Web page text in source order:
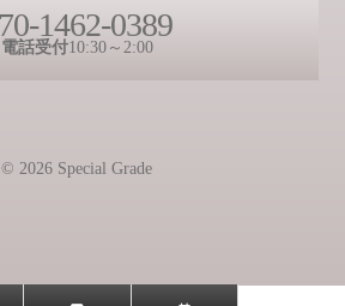
1462-0389
電話受付10:30～2:00
© 2026 Special Grade